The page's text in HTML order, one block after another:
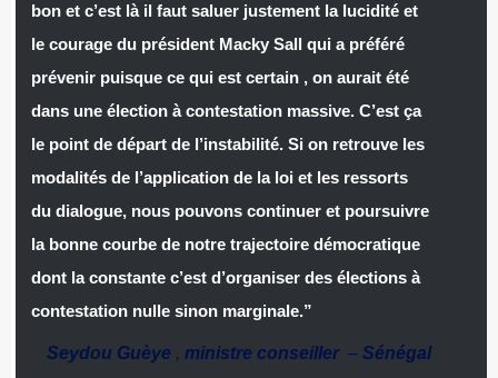
bon et c’est là il faut saluer justement la lucidité et
le courage du président Macky Sall qui a préféré
prévenir puisque ce qui est certain , on aurait été
dans une élection à contestation massive. C’est ça
le point de départ de l’instabilité. Si on retrouve les
modalités de l’application de la loi et les ressorts
du dialogue, nous pouvons continuer et poursuivre
la bonne courbe de notre trajectoire démocratique
dont la constante c’est d’organiser des élections à
contestation nulle sinon marginale.”
Seydou Guèye , ministre conseiller – Sénégal